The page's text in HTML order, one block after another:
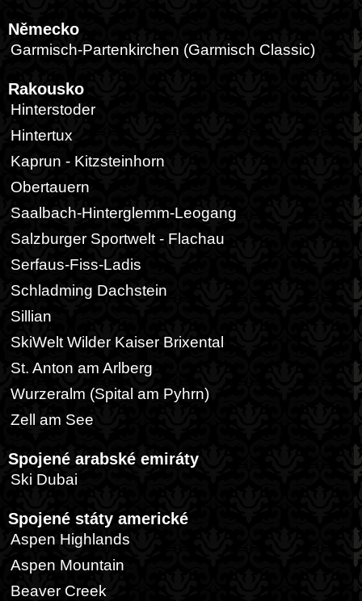
Německo
Garmisch-Partenkirchen (Garmisch Classic)
Rakousko
Hinterstoder
Hintertux
Kaprun - Kitzsteinhorn
Obertauern
Saalbach-Hinterglemm-Leogang
Salzburger Sportwelt - Flachau
Serfaus-Fiss-Ladis
Schladming Dachstein
Sillian
SkiWelt Wilder Kaiser Brixental
St. Anton am Arlberg
Wurzeralm (Spital am Pyhrn)
Zell am See
Spojené arabské emiráty
Ski Dubai
Spojené státy americké
Aspen Highlands
Aspen Mountain
Beaver Creek